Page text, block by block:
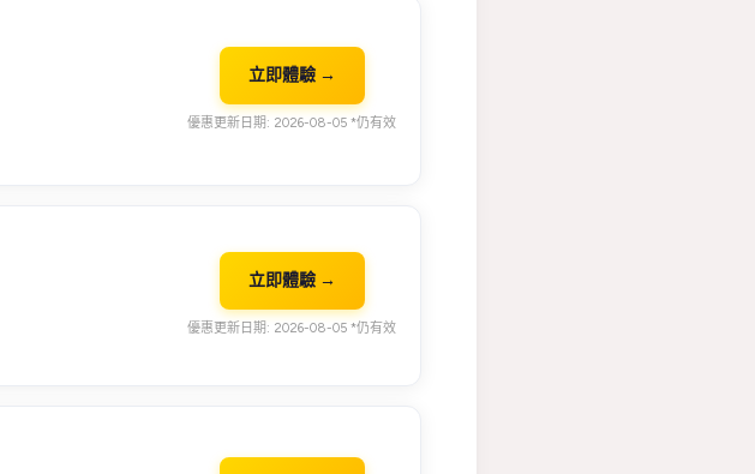
立即體驗 →
優惠更新日期: 2026-08-05 *仍有效
立即體驗 →
優惠更新日期: 2026-08-05 *仍有效